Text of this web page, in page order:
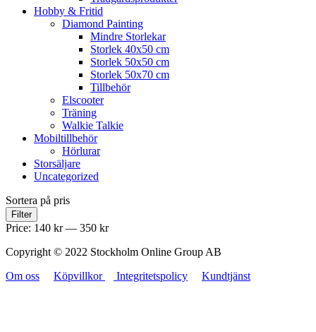
Hobby & Fritid
Diamond Painting
Mindre Storlekar
Storlek 40x50 cm
Storlek 50x50 cm
Storlek 50x70 cm
Tillbehör
Elscooter
Träning
Walkie Talkie
Mobiltillbehör
Hörlurar
Storsäljare
Uncategorized
Sortera på pris
Filter
Price: 140 kr— 350 kr
Copyright © 2022 Stockholm Online Group AB
Om oss
Köpvillkor Integritetspolicy Kundtjänst